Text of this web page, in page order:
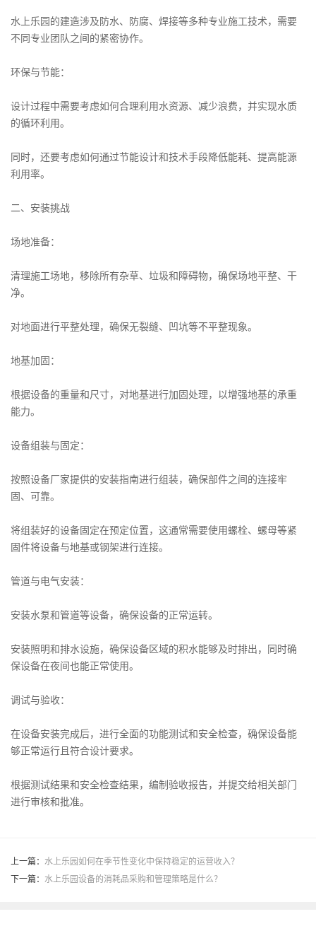
水上乐园的建造涉及防水、防腐、焊接等多种专业施工技术，需要
不同专业团队之间的紧密协作。
环保与节能：
设计过程中需要考虑如何合理利用水资源、减少浪费，并实现水质
的循环利用。
同时，还要考虑如何通过节能设计和技术手段降低能耗、提高能源
利用率。
二、安装挑战
场地准备：
清理施工场地，移除所有杂草、垃圾和障碍物，确保场地平整、干
净。
对地面进行平整处理，确保无裂缝、凹坑等不平整现象。
地基加固：
根据设备的重量和尺寸，对地基进行加固处理，以增强地基的承重
能力。
设备组装与固定：
按照设备厂家提供的安装指南进行组装，确保部件之间的连接牢
固、可靠。
将组装好的设备固定在预定位置，这通常需要使用螺栓、螺母等紧
固件将设备与地基或钢架进行连接。
管道与电气安装：
安装水泵和管道等设备，确保设备的正常运转。
安装照明和排水设施，确保设备区域的积水能够及时排出，同时确
保设备在夜间也能正常使用。
调试与验收：
在设备安装完成后，进行全面的功能测试和安全检查，确保设备能
够正常运行且符合设计要求。
根据测试结果和安全检查结果，编制验收报告，并提交给相关部门
进行审核和批准。
上一篇： 水上乐园如何在季节性变化中保持稳定的运营收入？
下一篇： 水上乐园设备的消耗品采购和管理策略是什么？